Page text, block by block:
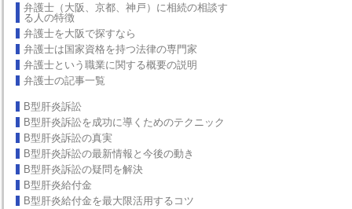
弁護士（大阪、京都、神戸）に相続の相談す
る人の特徴
弁護士を大阪で探すなら
弁護士は国家資格を持つ法律の専門家
弁護士という職業に関する概要の説明
弁護士の記事一覧
B型肝炎訴訟
B型肝炎訴訟を成功に導くためのテクニック
B型肝炎訴訟の真実
B型肝炎訴訟の最新情報と今後の動き
B型肝炎訴訟の疑問を解決
B型肝炎給付金
B型肝炎給付金を最大限活用するコツ